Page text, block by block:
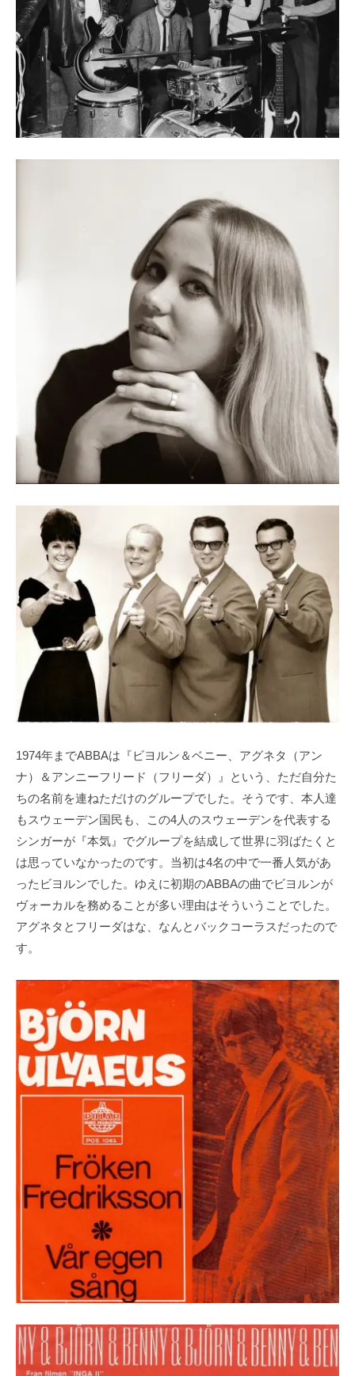
1974年までABBAは『ビヨルン＆ベニー、アグネタ（アン
ナ）＆アンニーフリード（フリーダ）』という、ただ自分た
ちの名前を連ねただけのグループでした。そうです、本人達
もスウェーデン国民も、この4人のスウェーデンを代表する
シンガーが『本気』でグループを結成して世界に羽ばたくと
は思っていなかったのです。当初は4名の中で一番人気があ
ったビヨルンでした。ゆえに初期のABBAの曲でビヨルンが
ヴォーカルを務めることが多い理由はそういうことでした。
アグネタとフリーダはな、なんとバックコーラスだったので
す。